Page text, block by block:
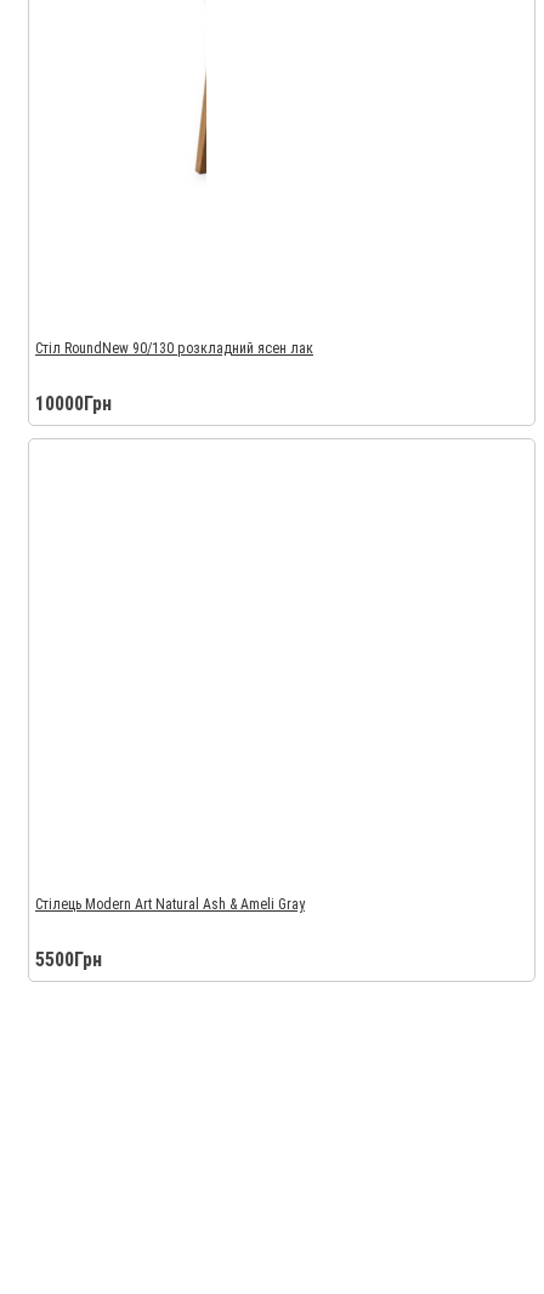
Стіл RoundNew 90/130 розкладний ясен лак
10000Грн
Стілець Modern Art Natural Ash & Ameli Gray
5500Грн